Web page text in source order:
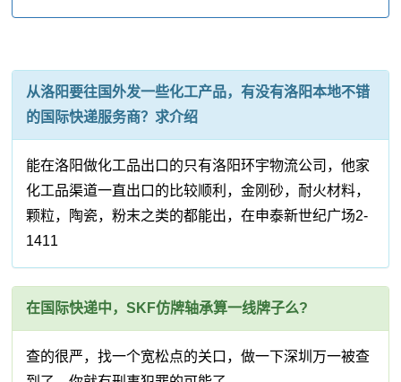
从洛阳要往国外发一些化工产品，有没有洛阳本地不错
的国际快递服务商？求介绍
能在洛阳做化工品出口的只有洛阳环宇物流公司，他家
化工品渠道一直出口的比较顺利，金刚砂，耐火材料，
颗粒，陶瓷，粉末之类的都能出，在申泰新世纪广场2-
1411
在国际快递中，SKF仿牌轴承算一线牌子么?
查的很严，找一个宽松点的关口，做一下深圳万一被查